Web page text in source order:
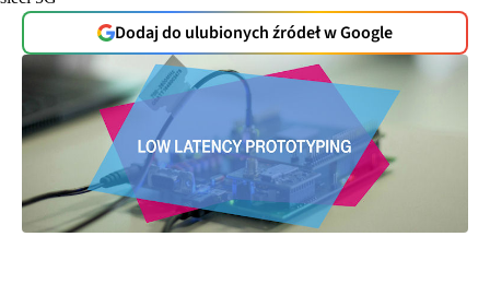
Dodaj do ulubionych źródeł w Google